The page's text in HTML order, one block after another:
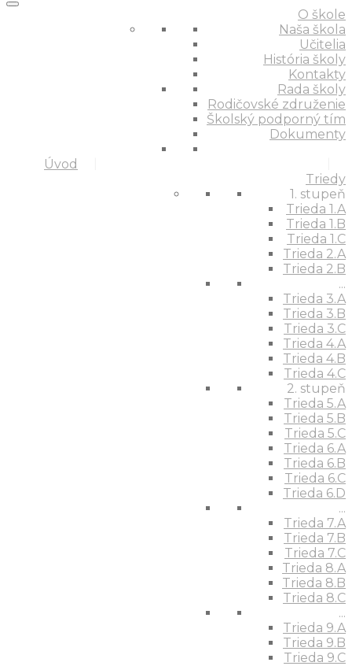
Úvod
O škole
Naša škola
Učitelia
História školy
Kontakty
Rada školy
Rodičovské združenie
Školský podporný tím
Dokumenty
Triedy
1. stupeň
Trieda 1.A
Trieda 1.B
Trieda 1.C
Trieda 2.A
Trieda 2.B
...
Trieda 3.A
Trieda 3.B
Trieda 3.C
Trieda 4.A
Trieda 4.B
Trieda 4.C
2. stupeň
Trieda 5.A
Trieda 5.B
Trieda 5.C
Trieda 6.A
Trieda 6.B
Trieda 6.C
Trieda 6.D
...
Trieda 7.A
Trieda 7.B
Trieda 7.C
Trieda 8.A
Trieda 8.B
Trieda 8.C
...
Trieda 9.A
Trieda 9.B
Trieda 9.C